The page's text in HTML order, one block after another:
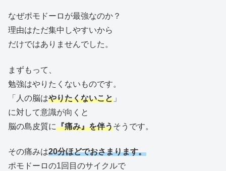
なぜポモドーロが最強なのか？
理由はただ集中しやすいから
だけではありませんでした。
まずもって、
勉強はやりたくないものです。
「人の脳はやりたくないこと 」
に対して意識が向くと
脳の島皮質に『痛み』を伴うそうです。
その痛みは20分ほどでおさまります。
ポモドーロの1回目のサイクルで